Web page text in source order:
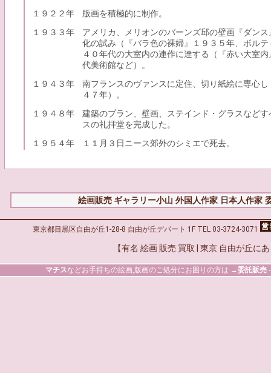
１９２２年
版画を積極的に制作。
１９３３年
アメリカ、メリオンのバーンズ邱の壁画『ダン
化の試み（『バラ色の裸婦』１９３５年、ボル
４０年代の大室内の連作に達する（『赤い大室
代美術館など）。
１９４３年
南フランスのヴァンスに定住、切り紙絵に専心
４７年）。
１９４８年
建築のプラン、壁画、ステインド・グラスなど
スの礼拝堂を完成した。
１９５４年
１１月３日ニース郊外のシミエで死去。
絵画販売 ギャラリー小山 外国人作家 日本人作家
東京都目黒区自由が丘1-28-8 自由が丘デパート 1F TEL 03-3724-3071
【有名 絵画 販売 買取 | 東京 自由が丘に
マチスなどお手持ちの絵画,版画のご処分にお困りの方は →委託販売